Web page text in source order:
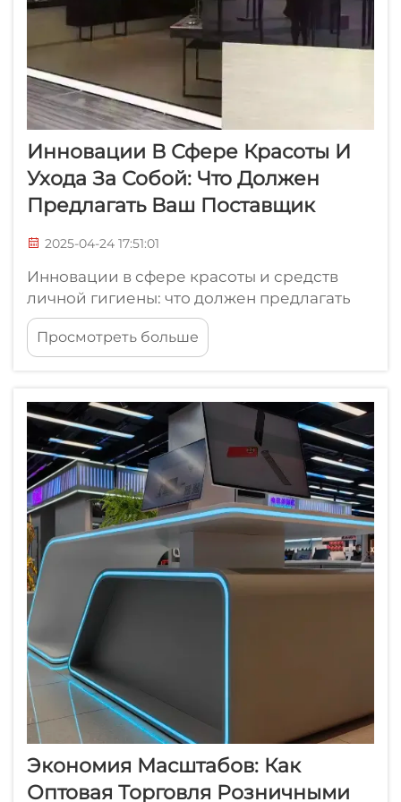
Инновации В Сфере Красоты И
Ухода За Собой: Что Должен
Предлагать Ваш Поставщик
2025-04-24 17:51:01
Инновации в сфере красоты и средств
личной гигиены: что должен предлагать
ваш поставщик Выбор правильного
поставщика продукции для красоты и
личной гигиены имеет решающее
оставаться конкурентоспособными на
быстро меняющемся рынке личной
гигиены. Надежный поставщик не только
обеспечивает...
Просмотреть больше
Экономия Масштабов: Как
Оптовая Торговля Розничными